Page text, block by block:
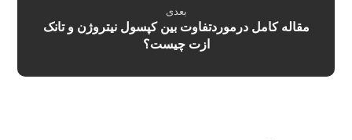
بعدی
مقاله کامل درموردتفاوت بین کپسول نیتروژن و تانک
ازت چیست؟